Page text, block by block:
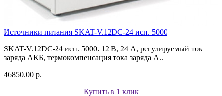
Источники питания SKAT-V.12DC-24 исп. 5000
SKAT-V.12DC-24 исп. 5000: 12 В, 24 А, регулируемый ток
заряда АКБ, термокомпенсация тока заряда А..
46850.00 р.
Купить в 1 клик